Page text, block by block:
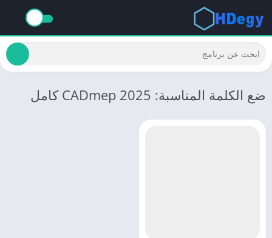
ضع الكلمة المناسبة: CADmep 2025 كامل